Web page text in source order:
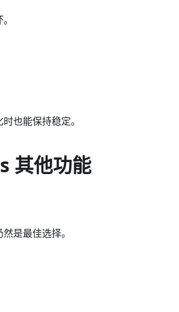
也能保持稳定。
其他功能
是最佳选择。